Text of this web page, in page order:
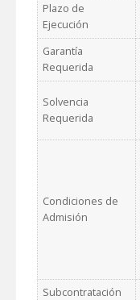
Plazo de
Ejecución
Garantía
Requerida
Solvencia
Requerida
Condiciones de
Admisión
Subcontratación